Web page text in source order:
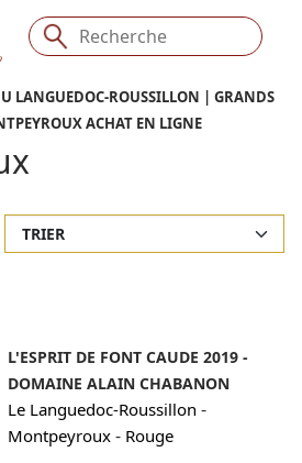
LANGUEDOC-ROUSSILLON | GRANDS
ACHAT EN LIGNE
L'ESPRIT DE FONT CAUDE 2019 -
DOMAINE ALAIN CHABANON
Le Languedoc-Roussillon -
Montpeyroux - Rouge